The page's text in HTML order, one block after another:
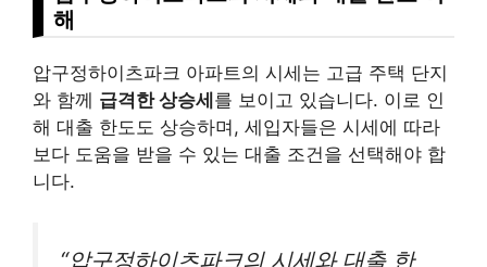
해
압구정하이츠파크 아파트의 시세는 고급 주택 단지
와 함께 급격한 상승세를 보이고 있습니다. 이로 인
해 대출 한도도 상승하며, 세입자들은 시세에 따라
보다 도움을 받을 수 있는 대출 조건을 선택해야 합
니다.
“압구정하이츠파크의 시세와 대출 한